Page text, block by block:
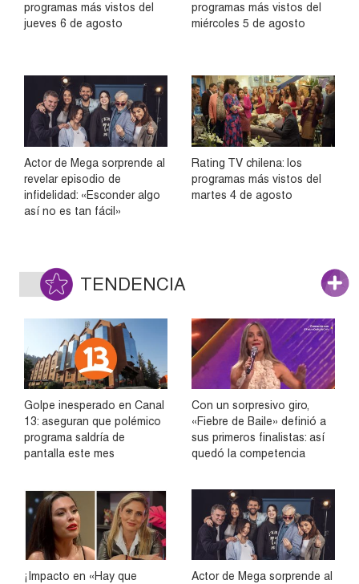
programas más vistos del
jueves 6 de agosto
programas más vistos del
miércoles 5 de agosto
Actor de Mega sorprende al
revelar episodio de
infidelidad: «Esconder algo
así no es tan fácil»
Rating TV chilena: los
programas más vistos del
martes 4 de agosto
TENDENCIA
Golpe inesperado en Canal
13: aseguran que polémico
programa saldría de
pantalla este mes
Con un sorpresivo giro,
«Fiebre de Baile» definió a
sus primeros finalistas: así
quedó la competencia
¡Impacto en «Hay que
Actor de Mega sorprende al